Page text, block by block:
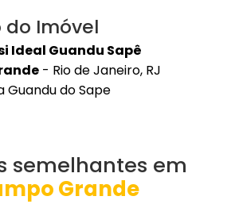
do Imóvel
Ideal Guandu Sapê
- Rio de Janeiro, RJ
Guandu do Sape
semelhantes em
Grande